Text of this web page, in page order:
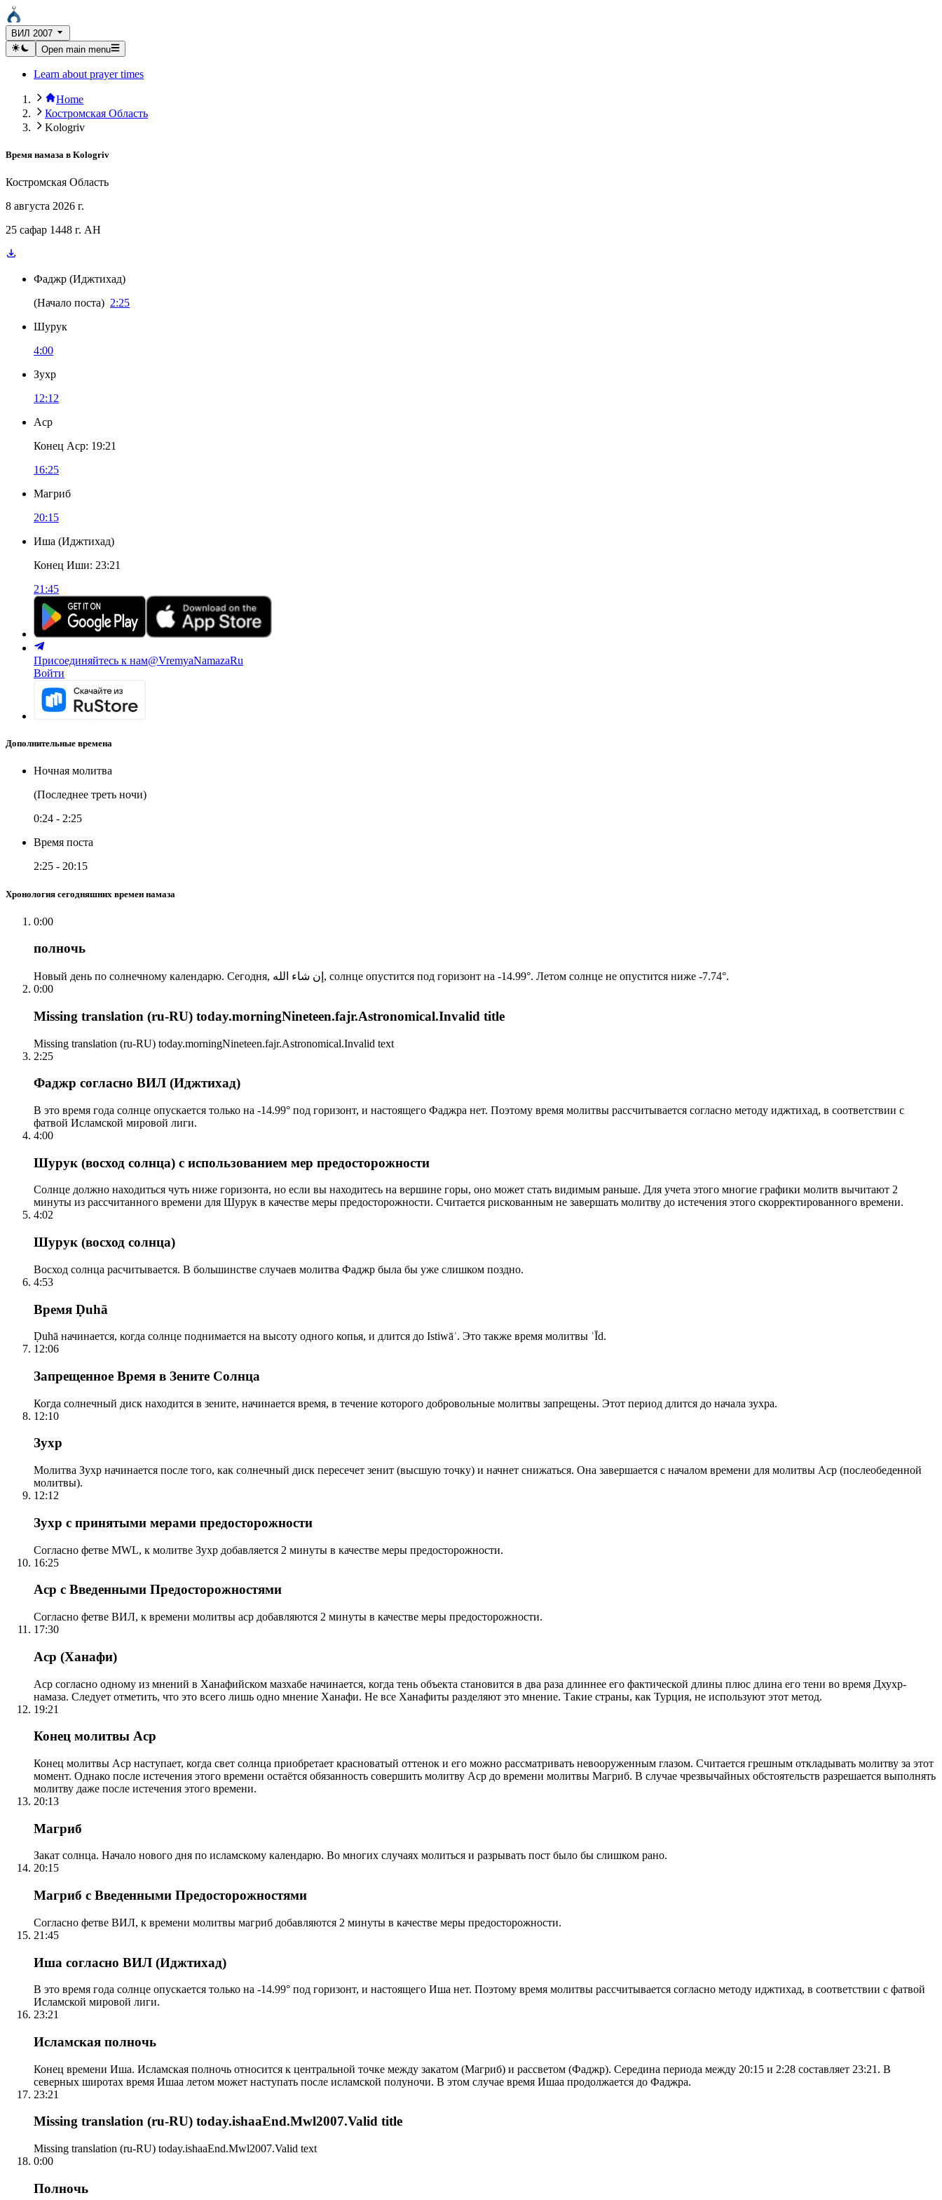
ВИЛ 2007
Open main menu
Learn about prayer times
Home
Костромская Область
Kologriv
Время намаза в Kologriv
Костромская Область
8 августа 2026 г.
25 сафар 1448 г. AH
Фаджр (Иджтихад)
(Начало поста) 2:25
Шурук
4:00
Зухр
12:12
Аср
Конец Аср: 19:21
16:25
Магриб
20:15
Иша (Иджтихад)
Конец Иши: 23:21
21:45
Присоединяйтесь к нам@VremyaNamazaRu
Войти
Дополнительные времена
Ночная молитва
(Последнее треть ночи)
0:24 - 2:25
Время поста
2:25 - 20:15
Хронология сегодняшних времен намаза
0:00
полночь
Новый день по солнечному календарю. Сегодня, إن شاء الله, солнце опустится под горизонт на -14.99°. Летом солнце не опустится ниже -7.74°.
0:00
Missing translation (ru-RU) today.morningNineteen.fajr.Astronomical.Invalid title
Missing translation (ru-RU) today.morningNineteen.fajr.Astronomical.Invalid text
2:25
Фаджр согласно ВИЛ (Иджтихад)
В это время года солнце опускается только на -14.99° под горизонт, и настоящего Фаджра нет. Поэтому время молитвы рассчитывается согласно методу иджтихад, в соответствии с
фатвой Исламской мировой лиги.
4:00
Шурук (восход солнца) с использованием мер предосторожности
Солнце должно находиться чуть ниже горизонта, но если вы находитесь на вершине горы, оно может стать видимым раньше. Для учета этого многие графики молитв вычитают 2
минуты из рассчитанного времени для Шурук в качестве меры предосторожности. Считается рискованным не завершать молитву до истечения этого скорректированного времени.
4:02
Шурук (восход солнца)
Восход солнца расчитывается. В большинстве случаев молитва Фаджр была бы уже слишком поздно.
4:53
Время Ḍuhā
Ḍuhā начинается, когда солнце поднимается на высоту одного копья, и длится до Istiwāʾ. Это также время молитвы ʿĪd.
12:06
Запрещенное Время в Зените Солнца
Когда солнечный диск находится в зените, начинается время, в течение которого добровольные молитвы запрещены. Этот период длится до начала зухра.
12:10
Зухр
Молитва Зухр начинается после того, как солнечный диск пересечет зенит (высшую точку) и начнет снижаться. Она завершается с началом времени для молитвы Аср (послеобеденной
молитвы).
12:12
Зухр с принятыми мерами предосторожности
Согласно фетве MWL, к молитве Зухр добавляется 2 минуты в качестве меры предосторожности.
16:25
Аср с Введенными Предосторожностями
Согласно фетве ВИЛ, к времени молитвы аср добавляются 2 минуты в качестве меры предосторожности.
17:30
Аср (Ханафи)
Аср согласно одному из мнений в Ханафийском мазхабе начинается, когда тень объекта становится в два раза длиннее его фактической длины плюс длина его тени во время Дхухр-
намаза. Следует отметить, что это всего лишь одно мнение Ханафи. Не все Ханафиты разделяют это мнение. Такие страны, как Турция, не используют этот метод.
19:21
Конец молитвы Аср
Конец молитвы Аср наступает, когда свет солнца приобретает красноватый оттенок и его можно рассматривать невооруженным глазом. Считается грешным откладывать молитву за этот
момент. Однако после истечения этого времени остаётся обязанность совершить молитву Аср до времени молитвы Магриб. В случае чрезвычайных обстоятельств разрешается выполнять
молитву даже после истечения этого времени.
20:13
Магриб
Закат солнца. Начало нового дня по исламскому календарю. Во многих случаях молиться и разрывать пост было бы слишком рано.
20:15
Магриб с Введенными Предосторожностями
Согласно фетве ВИЛ, к времени молитвы магриб добавляются 2 минуты в качестве меры предосторожности.
21:45
Иша согласно ВИЛ (Иджтихад)
В это время года солнце опускается только на -14.99° под горизонт, и настоящего Иша нет. Поэтому время молитвы рассчитывается согласно методу иджтихад, в соответствии с фатвой
Исламской мировой лиги.
23:21
Исламская полночь
Конец времени Иша. Исламская полночь относится к центральной точке между закатом (Магриб) и рассветом (Фаджр). Середина периода между 20:15 и 2:28 составляет 23:21. В
северных широтах время Ишаа летом может наступать после исламской полуночи. В этом случае время Ишаа продолжается до Фаджра.
23:21
Missing translation (ru-RU) today.ishaaEnd.Mwl2007.Valid title
Missing translation (ru-RU) today.ishaaEnd.Mwl2007.Valid text
0:00
Полночь